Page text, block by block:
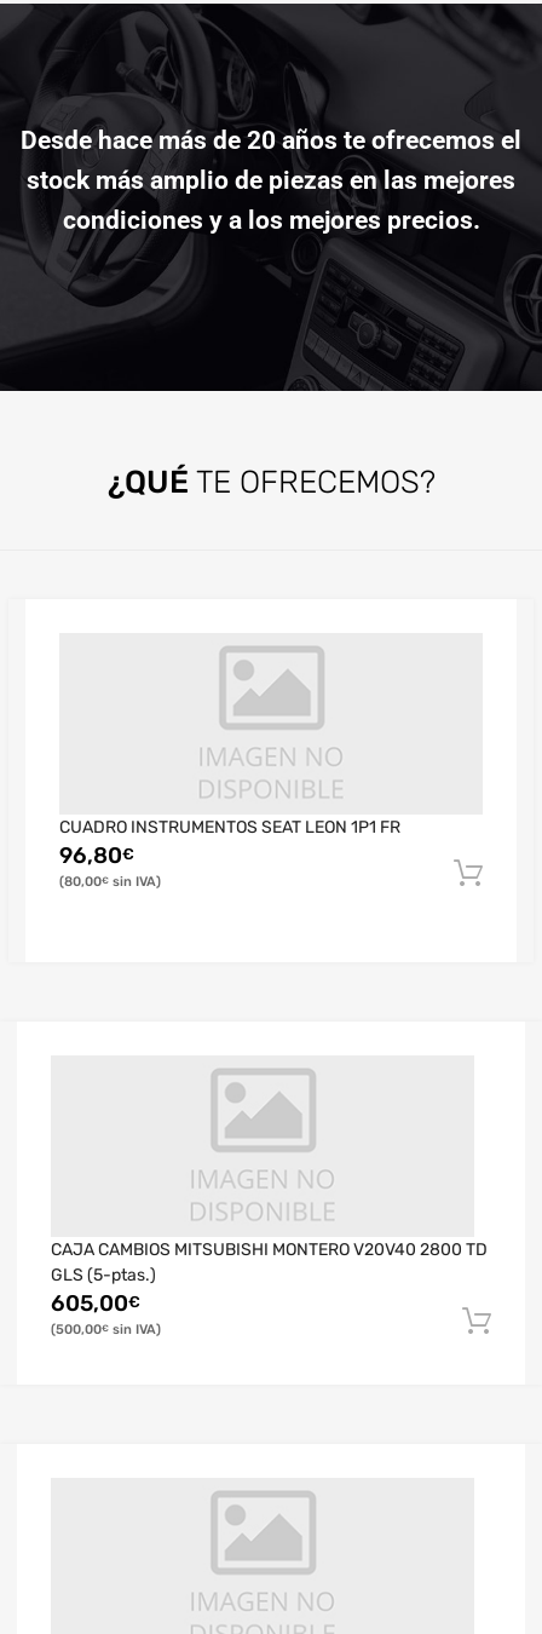
Desde hace más de 20 años te ofrecemos el
stock más amplio de piezas en las mejores
condiciones y a los mejores precios.
¿QUÉ TE OFRECEMOS?
CUADRO INSTRUMENTOS SEAT LEON 1P1 FR
96,80€
80,00€
CAJA CAMBIOS MITSUBISHI MONTERO V20V40 2800 TD
GLS (5-ptas.)
605,00€
500,00€